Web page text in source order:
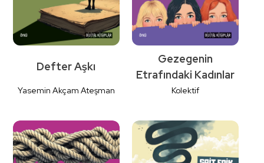
Defter Aşkı
Yasemin Akçam Ateşman
Gezegenin
Etrafındaki Kadınlar
Kolektif